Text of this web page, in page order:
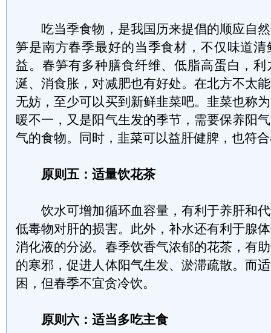
吃当季食物，是我国历来提倡的顺应自然
笋是南方春季最好的当季食材，不仅味道
益。春笋有多种膳食纤维、低脂高蛋白，
涎、消食胀，对减肥也有好处。在北方不太
无妨，至少可以买到新鲜韭菜吧。韭菜也称
暖不一，又是阳气生发的季节，需要保养阳
气的食物。同时，韭菜可以益肝健脾，也符
原则五：适量饮花茶
饮水可增加循环血容量，有利于养肝和代
低毒物对肝的损害。此外，补水还有利于腺
消化液的分泌。春季饮香气浓郁的花茶，有
的寒邪，促进人体阳气生发、淤滞疏散。而
困，但春季不宜贪冷饮。
原则六：适当多吃主食